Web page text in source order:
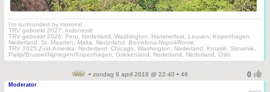
I'm surrounded by morons!
TRV geboekt 2027: Indonesië
TRV geboekt 2026: Peru, Nederland, Washington, Hammerfest, Leuven, Kopenhagen,
Nederland, St. Maarten, Malta, Nederland, Barcelona-Napoli/Rome
TRV 2025:Zuid-Amerika, Nederland, Chicago, Washington, Nederland, Kroatië, Slovenië,
Parijs/Brussel/Nijmegen/Kopenhagen, Griekenland, Nederland, Nederland, Oslo
• zondag 8 april 2018 @ 22:40 • 46
Moderator